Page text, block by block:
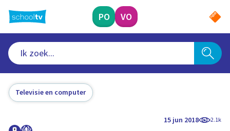
naar
hoofdinhoud
PO VO
Televisie en computer
15 jun 2018 2.1k